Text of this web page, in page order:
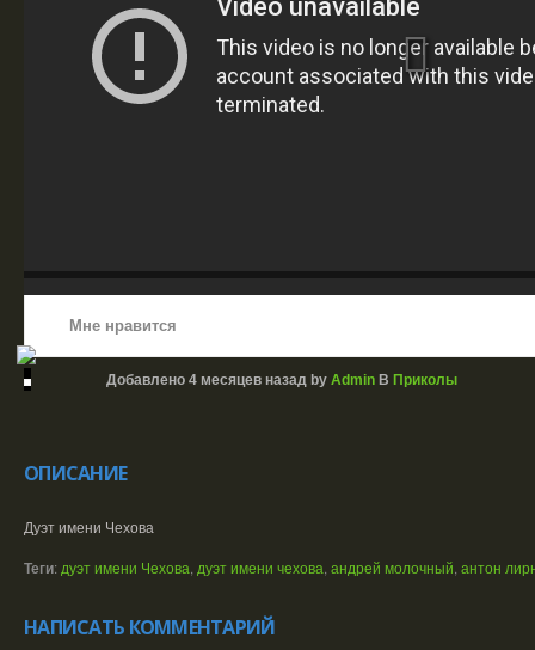
Мне нравится
Добавлено 4 месяцев назадby AdminВ Приколы
ОПИСАНИЕ
Дуэт имени Чехова
Теги: дуэт имени Чехова дуэт имени чехова андрей молочный антон
НАПИСАТЬ КОММЕНТАРИЙ